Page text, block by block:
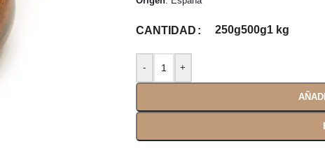
CANTIDAD 250g500g1 kg